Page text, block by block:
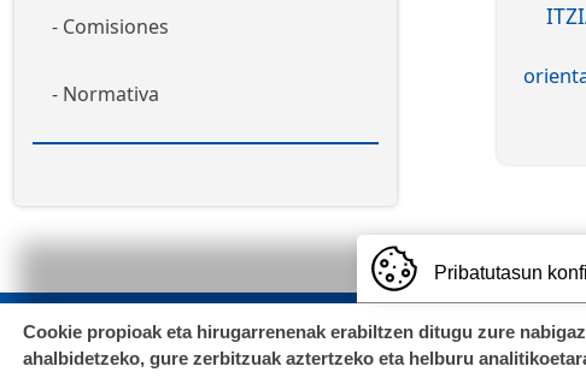
Comisiones
Normativa
Imagen
Pribatutasun
Cookie propioak eta hirugarrenenak erabiltzen ditugu zure
ahalbidetzeko, gure zerbitzuak aztertzeko eta helburu